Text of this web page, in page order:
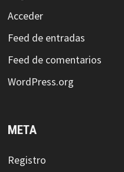
Acceder
Feed de entradas
Feed de comentarios
WordPress.org
META
Registro